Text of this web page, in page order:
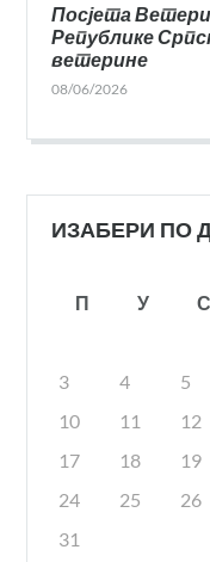
Посјета
Републике
ветерине
08/06/2026
ИЗАБЕРИ ПО
П У С
3
4 5
10
11 12
17
18 19
24
25 26
31